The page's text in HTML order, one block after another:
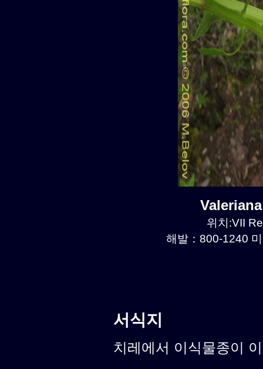
위치:VII
해발：800-1240
서식지
치레에서 이식물종이